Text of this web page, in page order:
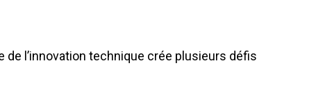
l’innovation technique crée plusieurs défis